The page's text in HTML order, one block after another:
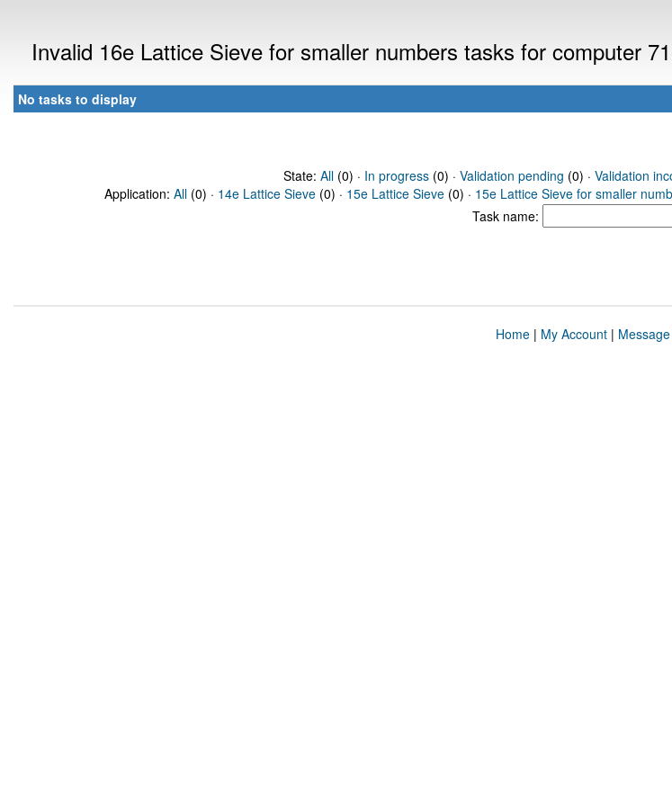
Invalid 16e Lattice Sieve for smaller numbers tasks for computer
No tasks to display
State: All(0) · In progress(0) · Validation pending (0) · Validation
Application: All (0) · 14e Lattice Sieve (0) · 15e Lattice Sieve (0) · 15e Lattice Sieve for smaller
Task name:
Home| My Account|